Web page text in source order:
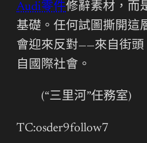
Audi零件修辭素材，而
基礎。任何試圖撕開這
會迎來反對——來自街
自國際社會。
(“三里河”任務室)
TC:osder9follow7